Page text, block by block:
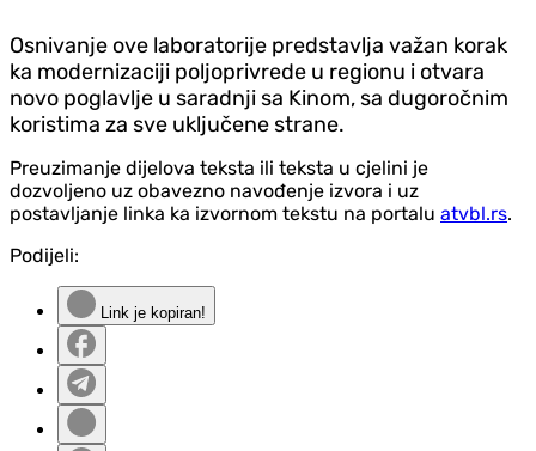
Osnivanje ove laboratorije predstavlja važan korak
ka modernizaciji poljoprivrede u regionu i otvara
novo poglavlje u saradnji sa Kinom, sa dugoročnim
koristima za sve uključene strane.
Preuzimanje dijelova teksta ili teksta u cjelini je
dozvoljeno uz obavezno navođenje izvora i uz
postavljanje linka ka izvornom tekstu na portalu atvbl.rs.
Podijeli:
Link je kopiran!